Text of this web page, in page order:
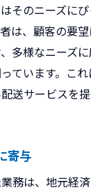
そのニーズに
は、顧客の要
多様なニーズ
ています。こ
送サービスを
寄与
務は、地元経